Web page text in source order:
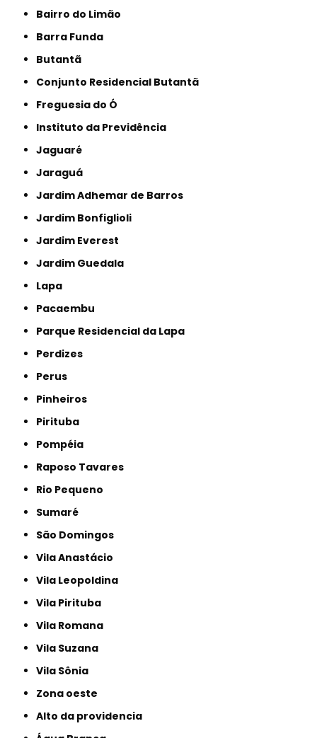
Bairro do Limão
Barra Funda
Butantã
Conjunto Residencial Butantã
Freguesia do Ó
Instituto da Previdência
Jaguaré
Jaraguá
Jardim Adhemar de Barros
Jardim Bonfiglioli
Jardim Everest
Jardim Guedala
Lapa
Pacaembu
Parque Residencial da Lapa
Perdizes
Perus
Pinheiros
Pirituba
Pompéia
Raposo Tavares
Rio Pequeno
Sumaré
São Domingos
Vila Anastácio
Vila Leopoldina
Vila Pirituba
Vila Romana
Vila Suzana
Vila Sônia
Zona oeste
alto da providencia